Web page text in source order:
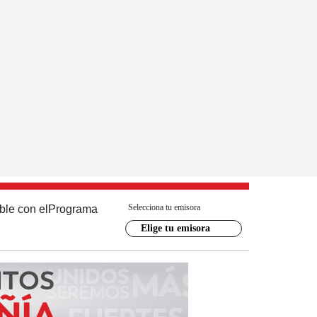
con el Programa Selecciona tu emisora
Elige tu emisora